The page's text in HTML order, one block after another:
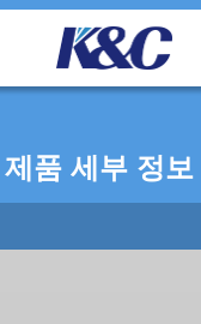
제품 세부 정보